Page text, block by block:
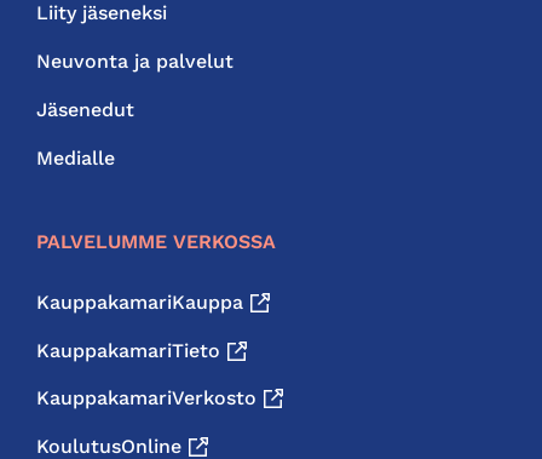
Liity jäseneksi
Neuvonta ja palvelut
Jäsenedut
Medialle
PALVELUMME VERKOSSA
KauppakamariKauppa
KauppakamariTieto
KauppakamariVerkosto
KoulutusOnline